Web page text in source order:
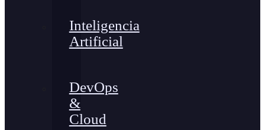
Inteligencia
Artificial
DevOps
&
Cloud